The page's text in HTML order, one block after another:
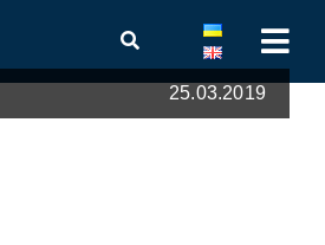
25.03.2019